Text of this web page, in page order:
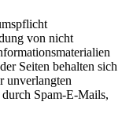
von nicht
Seiten behalten sich
unverlangten
Spam-E-Mails,